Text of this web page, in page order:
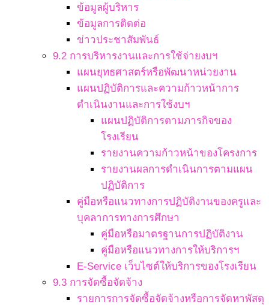
ข้อมูลผู้บริหาร
ข้อมูลการติดต่อ
ข่าวประชาสัมพันธ์
9.2 การบริหารงานและการใช้จ่ายงบฯ
แผนยุทธศาสตร์หรือพัฒนาหน่วยงาน
แผนปฏิบัติการและความก้าวหน้าการ
ดำเนินงานและการใช้งบฯ
แผนปฏิบัติการตามภารกิจของ
โรงเรียน
รายงานความก้าวหน้าของโครงการ
รายงานผลการดำเนินการตามแผน
ปฏิบัติการ
คู่มือหรือแนวทางการปฏิบัติงานของครูและ
บุคลาการทางการศึกษา
คู่มือหรือมาตรฐานการปฏิบัติงาน
คู่มือหรือแนวทางการให้บริการฯ
E-Service เว็บไซต์ให้บริการของโรงเรียน
9.3 การจัดซื้อจัดจ้าง
รายการการจัดซื้อจัดจ้างหรือการจัดหาพัสดุ